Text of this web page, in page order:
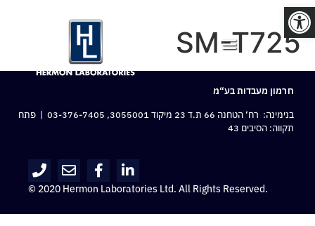
פתח סרגל נגישות
SM-T725
חרמון מעבדות בע“מ
בנימינה: רח‘ הטחנה 66 ת.ד 23 מיקוד 3055001,
03-376-7405 | פתח
תקווה: הסיבים 43
© 2020 Hermon Laboratories Ltd. All Rights Reserved.